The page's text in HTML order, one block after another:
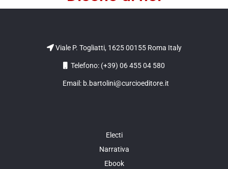
Viale P. Togliatti, 1625 00155 Roma Italy
Telefono: (+39) 06 455 04 580
Email: b.bartolini@curcioeditore.it
Electi
Narrativa
Ebook